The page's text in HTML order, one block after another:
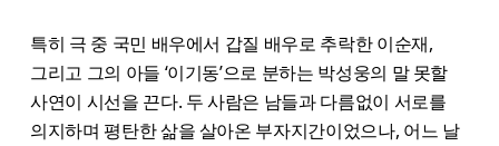
특히 극 중 국민 배우에서 갑질 배우로 추락한 이순재,
그리고 그의 아들 ‘이기동’으로 분하는 박성웅의 말 못할
사연이 시선을 끈다. 두 사람은 남들과 다름없이 서로를
의지하며 평탄한 삶을 살아온 부자지간이었으나, 어느 날